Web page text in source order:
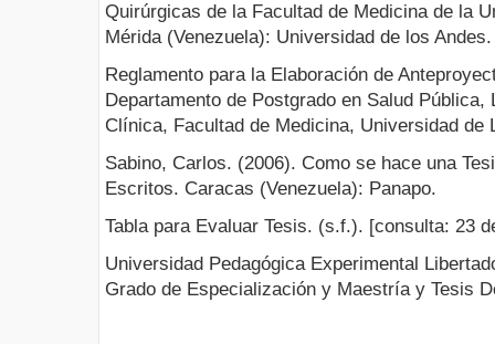
Quirúrgicas de la Facultad de Medicina de la
Mérida (Venezuela): Universidad de los Andes.
Reglamento para la Elaboración de
Departamento de Postgrado en Salud
Clínica, Facultad de Medicina, Universidad de
Sabino, Carlos. (2006). Como se hace una
Escritos. Caracas (Venezuela): Panapo.
Tabla para Evaluar Tesis. (s.f.). [consulta: 23
Universidad Pedagógica Experimental
Grado de Especialización y Maestría y Tesis